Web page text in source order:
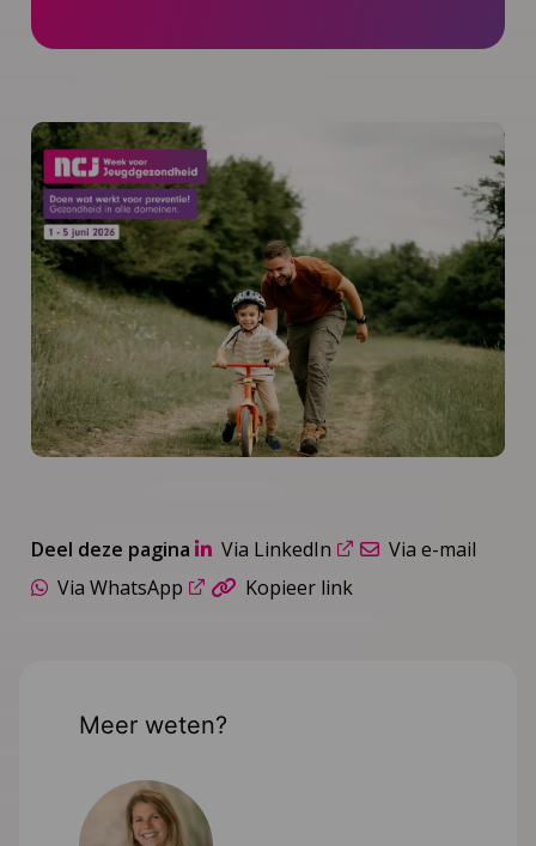
Deel deze pagina Via LinkedIn
Via e-mail
Via WhatsApp
Kopieer link
Meer weten?